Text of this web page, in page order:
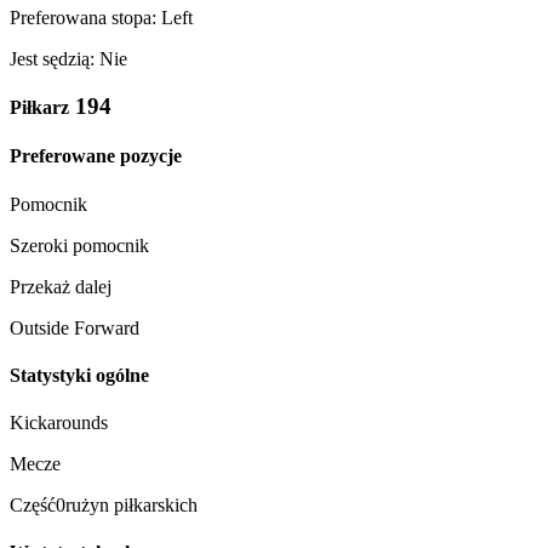
Preferowana stopa: Left
Jest sędzią: Nie
Piłkarz 194
Preferowane pozycje
Pomocnik
Szeroki pomocnik
Przekaż dalej
Outside Forward
Statystyki ogólne
Kickarounds
Mecze
Część0rużyn piłkarskich